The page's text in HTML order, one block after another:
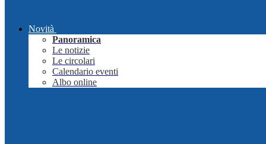
Novità
Panoramica
Le notizie
Le circolari
Calendario eventi
Albo online